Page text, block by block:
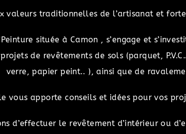
valeurs traditionnelles de l’artisanat et
située à Camon , s’engage et
de revêtements de sols (parquet,
verre, papier peint.. ), ainsi que de
vous apporte conseils et idées pour vos
d’effectuer le revêtement d’intérieur ou